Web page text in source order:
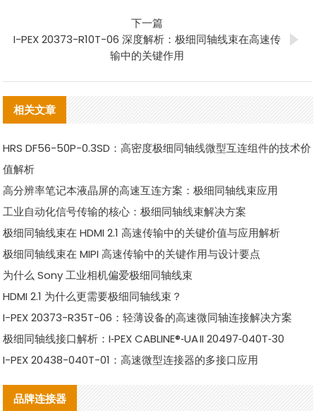
下一篇
I-PEX 20373-R10T-06 深度解析：极细同轴线束在高速传
输中的关键作用
相关文章
HRS DF56-50P-0.3SD：高密度极细同轴线微型互连组件的技术价
值解析
高分辨率笔记本液晶屏的高速互连方案：极细同轴线束应用
工业自动化信号传输的核心：极细同轴线束解决方案
极细同轴线束在 HDMI 2.1 高速传输中的关键价值与应用解析
极细同轴线束在 MIPI 高速传输中的关键作用与设计要点
为什么 Sony 工业相机偏爱极细同轴线束
HDMI 2.1 为什么更需要极细同轴线束？
I-PEX 20373-R35T-06：轻薄设备的高速微同轴连接解决方案
极细同轴线接口解析：I‑PEX CABLINE®‑UA II 20497‑040T‑30
I-PEX 20438-040T-01：高速微型连接器的多接口应用
品牌连接器